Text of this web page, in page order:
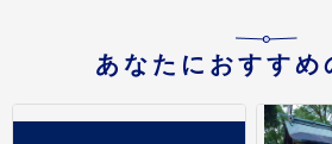
あなたにおすすめ